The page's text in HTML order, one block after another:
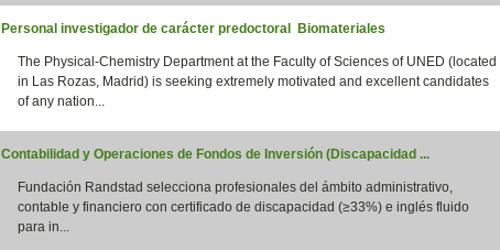
Personal investigador de carácter predoctoral Biomateriales
The Physical-Chemistry Department at the Faculty of Sciences of UNED (located
in Las Rozas, Madrid) is seeking extremely motivated and excellent candidates
of any nation...
Contabilidad y Operaciones de Fondos de Inversión (Discapacidad ...
Fundación Randstad selecciona profesionales del ámbito administrativo,
contable y financiero con certificado de discapacidad (≥33%) e inglés fluido
para in...